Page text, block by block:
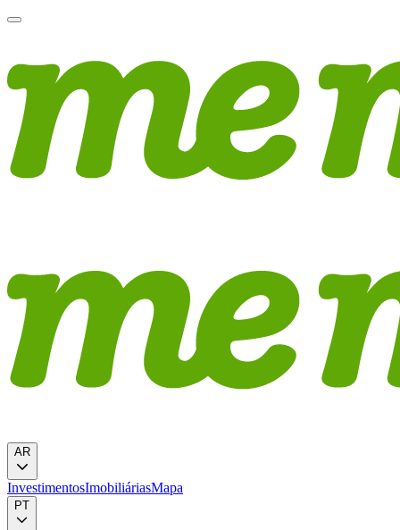
AR
InvestimentosImobiliáriasMapa
PT